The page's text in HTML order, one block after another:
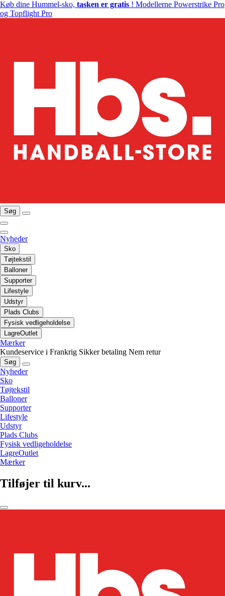
Køb dine Hummel-sko, tasken er gratis ! Modellerne Powerstrike Pro
og Topflight Pro
Søg
Nyheder
Sko
Tøjtekstil
Balloner
Supporter
Lifestyle
Udstyr
Plads Clubs
Fysisk vedligeholdelse
LagreOutlet
Mærker
Kundeservice i Frankrig Sikker betaling Nem retur
Søg
Nyheder
Sko
Tøjtekstil
Balloner
Supporter
Lifestyle
Udstyr
Plads Clubs
Fysisk vedligeholdelse
LagreOutlet
Mærker
Tilføjer til kurv...